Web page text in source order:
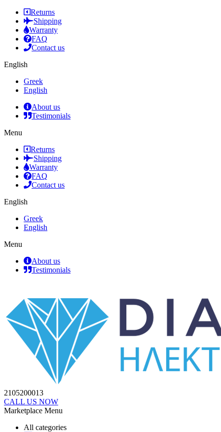
Returns
Shipping
Warranty
FAQ
Contact us
English
Greek
English
About us
Testimonials
Menu
Returns
Shipping
Warranty
FAQ
Contact us
English
Greek
English
Menu
About us
Testimonials
2105200013
CALL US NOW
Marketplace Menu
All categories